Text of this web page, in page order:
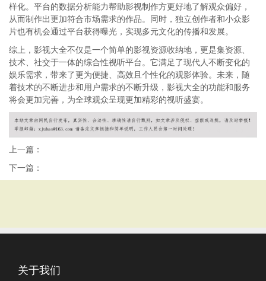
样化。平台的数据分析能力帮助影视制作方更好地了解观众偏好，
从而制作出更加符合市场需求的作品。同时，独立创作者和小众影
片也有机会通过平台获得曝光，实现多元文化的传播和发展。
综上，影视大全不仅是一个简单的影视资源收纳地，更是集资源、
技术、社交于一体的综合性视听平台。它满足了现代人不断变化的
娱乐需求，带来了更为便捷、高效且个性化的观影体验。未来，随
着技术的不断进步和用户需求的不断升级，影视大全的功能和服务
将会更加完善，为全球观众呈现更加精彩的视听盛宴。
上一篇：
下一篇：
关于我们